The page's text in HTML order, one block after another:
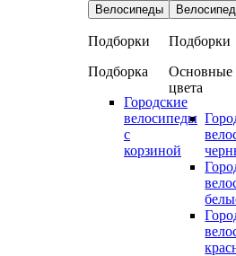
Велосипеды
Подборки
Подборка
Городские
велосипеды
с
корзиной
Подборки
Основные
цвета